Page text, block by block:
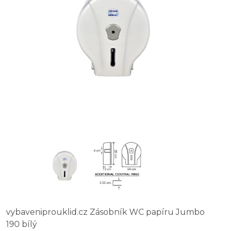
vybaveniprouklid.cz Zásobník WC papíru Jumbo
190 bílý